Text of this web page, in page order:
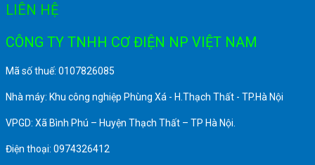
LIÊN HỆ
CÔNG TY TNHH CƠ ĐIỆN NP VIỆT NAM
Mã số thuế: 0107826085
Nhà máy: Khu công nghiệp Phùng Xá - H.Thạch Thất - TP.Hà Nội
VPGD: Xã Bình Phú – Huyện Thạch Thất – TP Hà Nội.
Điện thoại: 0974326412